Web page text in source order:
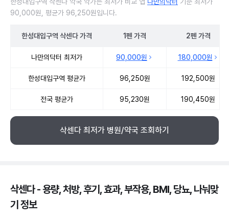
90,000원, 평균가 96,250원입니다.
한성대입구역 삭센다가격 1펜 가격 2펜 가격
나만의닥터 최저가 90,000원 180,000원
한성대입구역 평균가 96,250원 192,500원
전국 평균가 95,230원 190,450원
삭센다 최저가 병원/약국 조회하기
삭센다 - 용량, 처방, 후기, 효과, 부작용, BMI, 당뇨, 나눠맞
기 정보